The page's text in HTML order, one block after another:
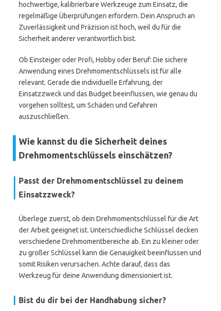
hochwertige, kalibrierbare Werkzeuge zum Einsatz, die
regelmäßige Überprüfungen erfordern. Dein Anspruch an
Zuverlässigkeit und Präzision ist hoch, weil du für die
Sicherheit anderer verantwortlich bist.
Ob Einsteiger oder Profi, Hobby oder Beruf: Die sichere
Anwendung eines Drehmomentschlüssels ist für alle
relevant. Gerade die individuelle Erfahrung, der
Einsatzzweck und das Budget beeinflussen, wie genau du
vorgehen solltest, um Schäden und Gefahren
auszuschließen.
Wie kannst du die Sicherheit deines
Drehmomentschlüssels einschätzen?
Passt der Drehmomentschlüssel zu deinem
Einsatzzweck?
Überlege zuerst, ob dein Drehmomentschlüssel für die Art
der Arbeit geeignet ist. Unterschiedliche Schlüssel decken
verschiedene Drehmomentbereiche ab. Ein zu kleiner oder
zu großer Schlüssel kann die Genauigkeit beeinflussen und
somit Risiken verursachen. Achte darauf, dass das
Werkzeug für deine Anwendung dimensioniert ist.
Bist du dir bei der Handhabung sicher?